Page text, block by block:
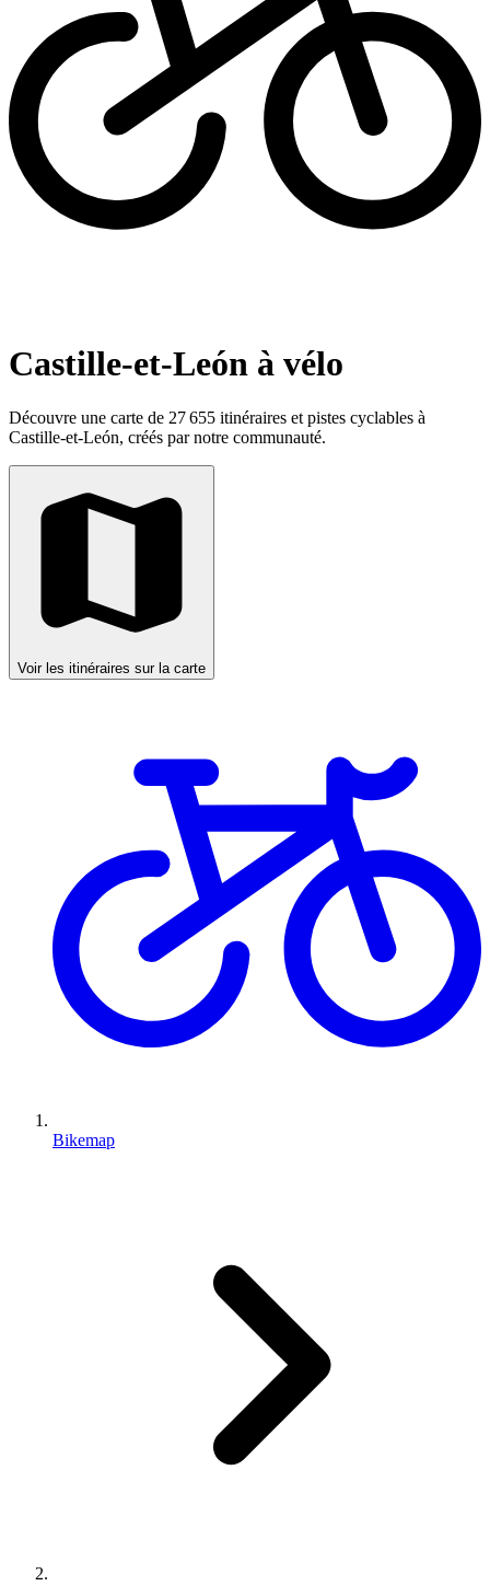
Castille-et-León à vélo
Découvre une carte de 27 655 itinéraires et pistes cyclables à
Castille-et-León, créés par notre communauté.
Voir les itinéraires sur la carte
Bikemap